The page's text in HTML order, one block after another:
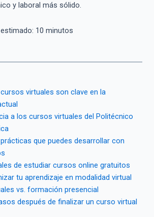
y laboral más sólido.
10 minutos
virtuales son clave en la
a los cursos virtuales del Politécnico
que puedes desarrollar con
de estudiar cursos online gratuitos
tu aprendizaje en modalidad virtual
vs. formación presencial
después de finalizar un curso virtual